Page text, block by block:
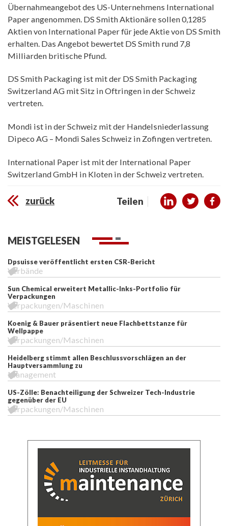
Übernahmeangebot des US-Unternehmens International
Paper angenommen. DS Smith Aktionäre sollen 0,1285
Aktien von International Paper für jede Aktie von DS Smith
erhalten. Das Angebot bewertet DS Smith rund 7,8
Milliarden britische Pfund.
DS Smith Packaging ist mit der DS Smith Packaging
Switzerland AG mit Sitz in Oftringen in der Schweiz
vertreten.
Mondi ist in der Schweiz mit der Handelsniederlassung
Dipeco AG – Mondi Sales Schweiz in Zofingen vertreten.
International Paper ist mit der International Paper
Switzerland GmbH in Kloten in der Schweiz vertreten.
zurück Teilen
MEISTGELESEN
Dpsuisse veröffentlicht ersten CSR-Bericht
Verbände
Sun Chemical erweitert Metallic-Inks-Portfolio für
Verpackungen
Verpackungen/Maschinen
Koenig & Bauer präsentiert neue Flachbettstanze für
Wellpappe
Verpackungen/Maschinen
Heidelberg stimmt allen Beschlussvorschlägen an der
Hauptversammlung zu
Management
US-Zölle: Benachteiligung der Schweizer Tech-Industrie
gegenüber der EU
Verpackungen/Maschinen